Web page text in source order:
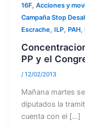
16F, Acciones y
Campaña Stop
Escrache, ILP, PAH,
PP y el
/ 12/02/2013
Mañana martes
diputados la
cuenta con el […]